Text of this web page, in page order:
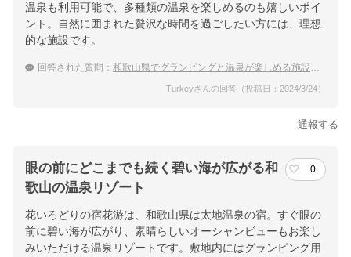
温泉も利用可能で、多種類の温泉を楽しめるのも嬉しいポイ
ント。自然に囲まれた贅沢な時間を過ごしたい方には、理想
的な施設です。
回答された質問： 和歌山県でグランピングと温泉が楽しめる施設のおすすめを教えて！
Turkeyさんの回答（投稿日：2024/3/24）
通報する
眼の前にどこまでも続く碧い海が広がる和
歌山の温泉リゾート
0
花いろどりの宿花游は、和歌山県は太地温泉の宿。すぐ眼の
前に碧い海が広がり、素晴らしいオーシャンビューもお楽し
みいただける温泉リゾートです。敷地内にはグランピング用